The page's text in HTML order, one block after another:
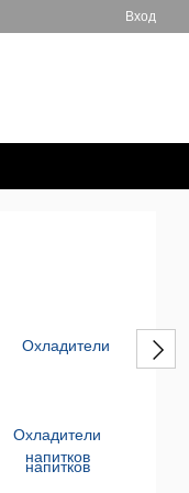
Вход
Охладители
напитков